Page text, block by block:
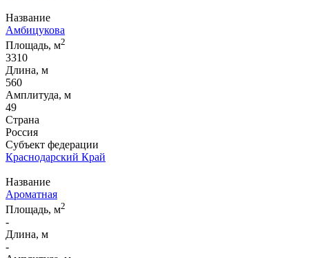
Название
Амбицукова
Площадь, м2
3310
Длина, м
560
Амплитуда, м
49
Страна
Россия
Субъект федерации
Краснодарский Край
Название
Ароматная
Площадь, м2
-
Длина, м
-